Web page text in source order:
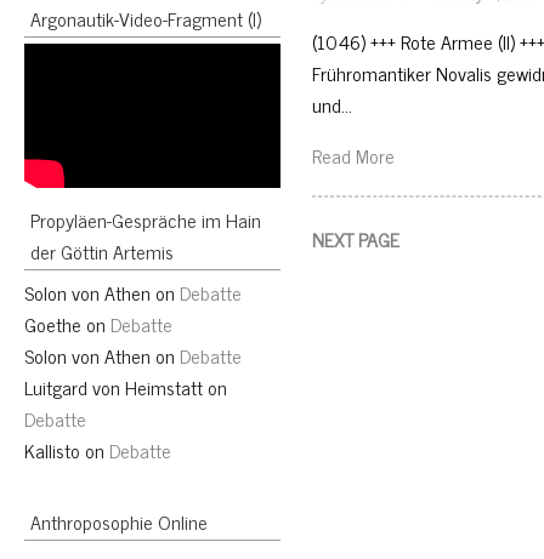
Argonautik-Video-Fragment (I)
Propyläen-Gespräche im Hain
der Göttin Artemis
Solon von Athen on Debatte
Goethe on Debatte
Solon von Athen on Debatte
Luitgard von Heimstatton
Debatte
Kallisto on Debatte
Anthroposophie Online
(1046) +++ Rote Armee (II)
Frühromantiker Novalis
und…
Read More
NEXT PAGE